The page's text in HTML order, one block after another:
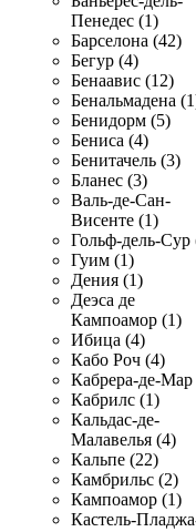
Пенедес (1)
Барселона (42)
Бегур (4)
Бенаавис (12)
Бенальмадена
Бенидорм (5)
Бениса (4)
Бенитачель (3)
Бланес (3)
Валь-де-Сан-
Висенте (1)
Гольф-дель-Сур
Гуим (1)
Дения (1)
Деэса де
Кампоамор (1)
Ибица (4)
Кабо Роч (4)
Кабрера-де-Мар
Кабрилс (1)
Кальдас-де-
Малавелья (4)
Кальпе (22)
Камбрильс (2)
Кампоамор (1)
Кастель-